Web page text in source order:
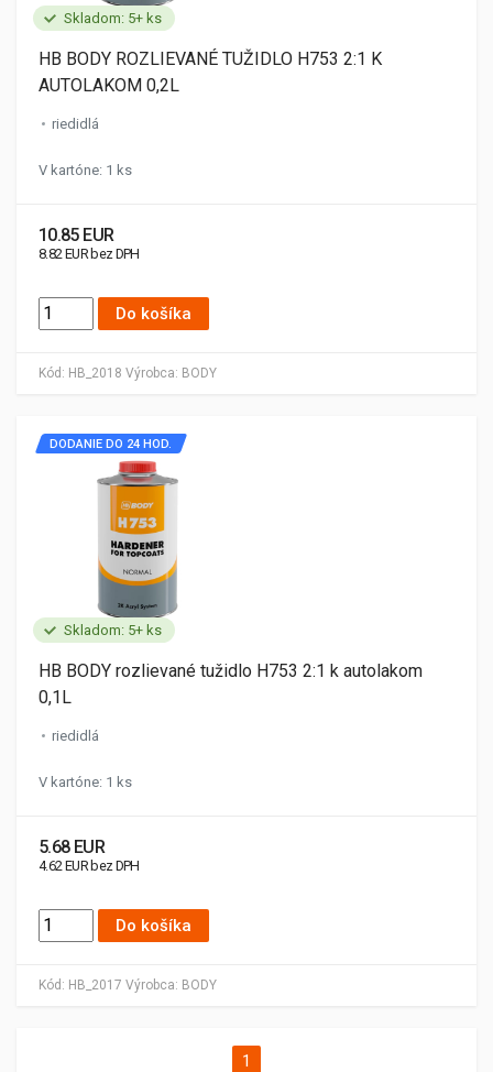
Skladom: 5+ ks
Kód: HB_2018 Výrobca: BODY
HB BODY ROZLIEVANÉ TUŽIDLO H753 2:1 K
AUTOLAKOM 0,2L
riedidlá
V kartóne: 1 ks
10.85 EUR
8.82 EUR bez DPH
Do košíka
Skladom: 5+ ks
Kód: HB_2017 Výrobca: BODY
DODANIE DO 24 HOD.
HB BODY rozlievané tužidlo H753 2:1 k autolakom
0,1L
riedidlá
V kartóne: 1 ks
5.68 EUR
4.62 EUR bez DPH
Do košíka
1